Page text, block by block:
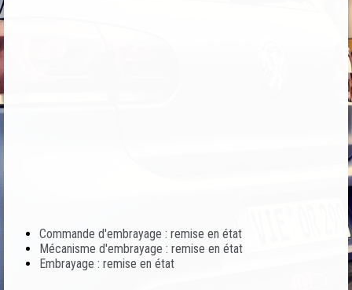
Commande d'embrayage : remise en état
Mécanisme d'embrayage : remise en état
Embrayage : remise en état